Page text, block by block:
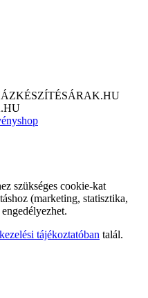
szükséges cookie-kat
(marketing, statisztika,
tájékoztatóban talál.